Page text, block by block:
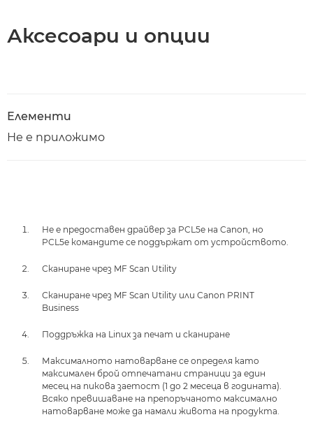
Аксесоари и опции
Елементи
Не е приложимо
Не е предоставен драйвер за PCL5e на Canon, но
PCL5e командите се поддържат от устройството.
Сканиране чрез MF Scan Utility
Сканиране чрез MF Scan Utility или Canon PRINT
Business
Поддръжка на Linux за печат и сканиране
Максималното натоварване се определя като
максимален брой отпечатани страници за един
месец на пикова заетост (1 до 2 месеца в годината).
Всяко превишаване на препоръчаното максимално
натоварване може да намали живота на продукта.